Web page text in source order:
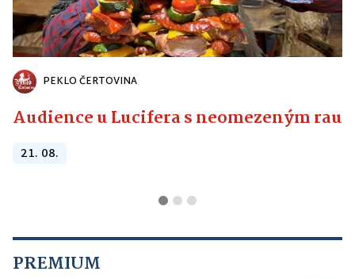
PEKLO ČERTOVINA
Audience u Lucifera s neomezeným
21. 08.
PREMIUM